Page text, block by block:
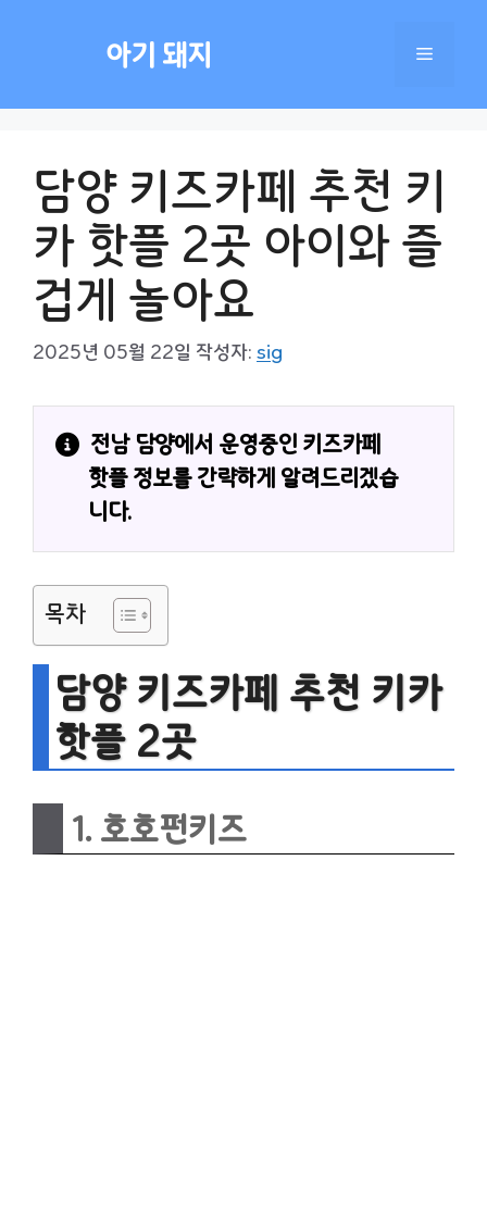
아기 돼지 메
담양 키즈카페 추천 키
카 핫플 2곳 아이와 즐
겁게 놀아요
2025년 05월 22일 작성자: sig
전남 담양에서 운영중인 키즈카페
핫플 정보를 간략하게 알려드리겠습
니다.
목차
담양 키즈카페 추천 키카
핫플 2곳
1. 호호펀키즈